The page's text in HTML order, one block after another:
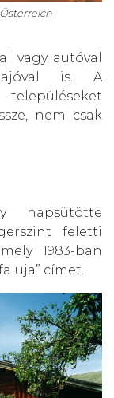
vagy autóval
is. A
nem csak
napsütötte
feletti
1983-ban
címet.